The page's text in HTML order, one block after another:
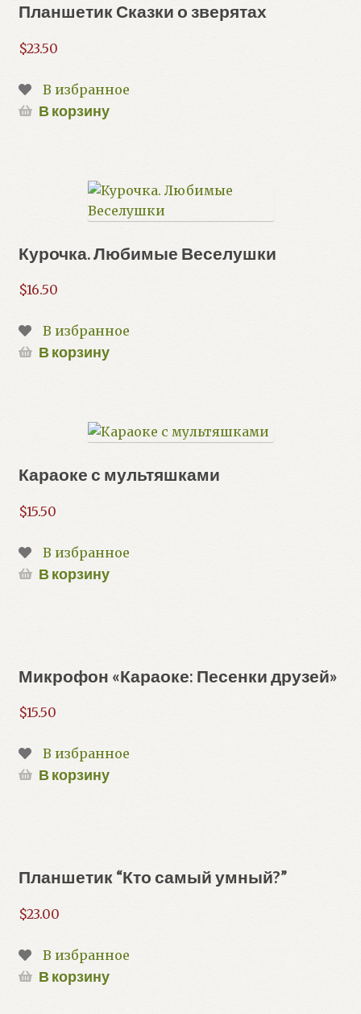
Планшетик Сказки о зверятах
$23.50
В избранное
В корзину
Курочка. Любимые Веселушки
$16.50
В избранное
В корзину
Караоке с мультяшками
$15.50
В избранное
В корзину
Микрофон «Караоке: Песенки друзей»
$15.50
В избранное
В корзину
Планшетик “Кто самый умный?”
$23.00
В избранное
В корзину